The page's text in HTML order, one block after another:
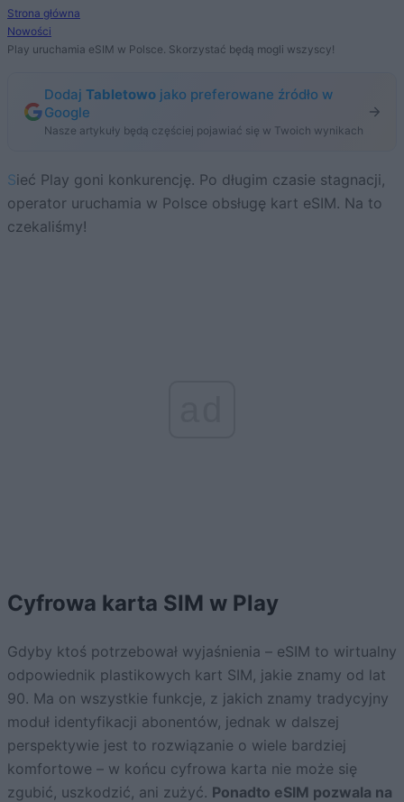
Strona główna
Nowości
Play uruchamia eSIM w Polsce. Skorzystać będą mogli wszyscy!
Dodaj Tabletowo jako preferowane źródło w
Google
Nasze artykuły będą częściej pojawiać się w Twoich wynikach
Sieć Play goni konkurencję. Po długim czasie stagnacji,
operator uruchamia w Polsce obsługę kart eSIM. Na to
czekaliśmy!
Cyfrowa karta SIM w Play
Gdyby ktoś potrzebował wyjaśnienia – eSIM to wirtualny
odpowiednik plastikowych kart SIM, jakie znamy od lat
90. Ma on wszystkie funkcje, z jakich znamy tradycyjny
moduł identyfikacji abonentów, jednak w dalszej
perspektywie jest to rozwiązanie o wiele bardziej
komfortowe – w końcu cyfrowa karta nie może się
zgubić, uszkodzić, ani zużyć. Ponadto eSIM pozwala na